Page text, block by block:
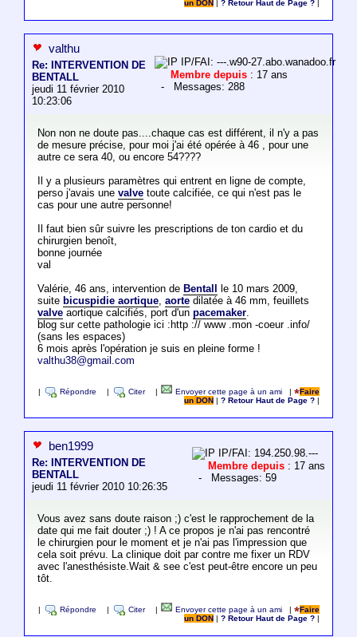
un DON |? Retour Haut de Page ?
valthu
Re: INTERVENTION DE
BENTALL
jeudi 11 février 2010
10:23:06
IP/FAI: ---.w90-27.abo.wanadoo.fr
Membre depuis : 17 ans
- Messages: 288
Non non ne doute pas....chaque cas est différent, il n'y a pas
de mesure précise, pour moi j'ai été opérée à 46 , pour une
autre ce sera 40, ou encore 54????
Il y a plusieurs paramètres qui entrent en ligne de compte,
perso j'avais une valvetoute calcifiée, ce qui n'est pas le
cas pour une autre personne!
Il faut bien sûr suivre les prescriptions de ton cardio et du
chirurgien benoît,
bonne journée
val
Valérie, 46 ans, intervention de Bentall
le 10 mars 2009,
suite bicuspidie aortique, aortedilatée à 46 mm, feuillets
valveaortique calcifiés, port d'un pacemaker.
blog sur cette pathologie ici :http :// www .mon -coeur .info/
(sans les espaces)
6 mois après l'opération je suis en pleine forme !
valthu38@gmail.com
Répondre Citer Envoyer cette page à un ami |
Faire
un DON
|? Retour Haut de Page ?
ben1999
Re: INTERVENTION DE
BENTALL
jeudi 11 février 2010 10:26:35
IP/FAI: 194.250.98.---
Membre depuis : 17 ans
- Messages: 59
Vous avez sans doute raison ;) c'est le rapprochement de la
date qui me fait douter ;) ! A ce propos je n'ai pas rencontré
le chirurgien pour le moment et je n'ai pas l'impression que
cela soit prévu. La clinique doit par contre me fixer un RDV
avec l'anesthésiste.Wait & see c'est peut-être encore un peu
tôt.
Répondre Citer Envoyer cette page à un ami |
Faire
un DON
|? Retour Haut de Page ?